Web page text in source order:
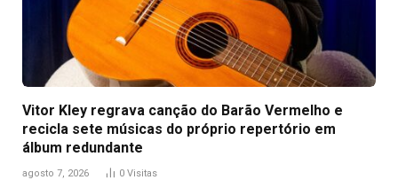
Vitor Kley regrava canção do Barão Vermelho e
recicla sete músicas do próprio repertório em
álbum redundante
agosto 7, 2026 0 Visitas